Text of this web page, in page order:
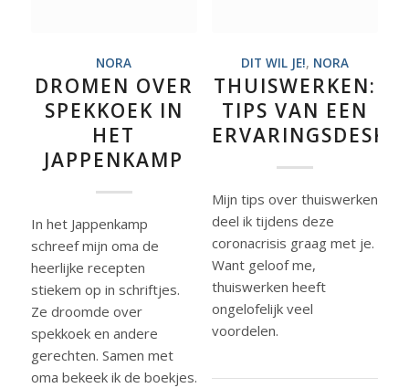
NORA
DROMEN OVER
SPEKKOEK IN
HET
JAPPENKAMP
In het Jappenkamp
schreef mijn oma de
heerlijke recepten
stiekem op in schriftjes.
Ze droomde over
spekkoek en andere
gerechten. Samen met
oma bekeek ik de boekjes.
DIT WIL JE!, NORA
THUISWERKEN:
TIPS VAN EEN
Mijn tips over thuiswerken
deel ik tijdens deze
coronacrisis graag met je.
Want geloof me,
thuiswerken heeft
ongelofelijk veel
voordelen.